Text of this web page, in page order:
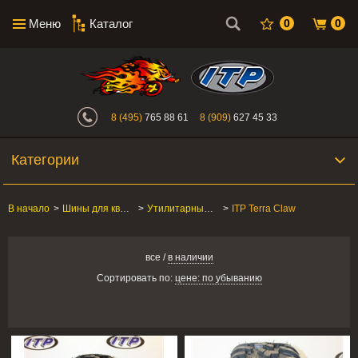
Меню Каталог 0 0
Интернет-магазин "Поросенок".
8 (495) 765 88 61 8 (909) 627 45 33
Категории
В начало > Шины для квадроцикла > Утилитарные ATV/SxS > ITP Terra Claw
все /в наличии
Сортировать по: цене: по убыванию